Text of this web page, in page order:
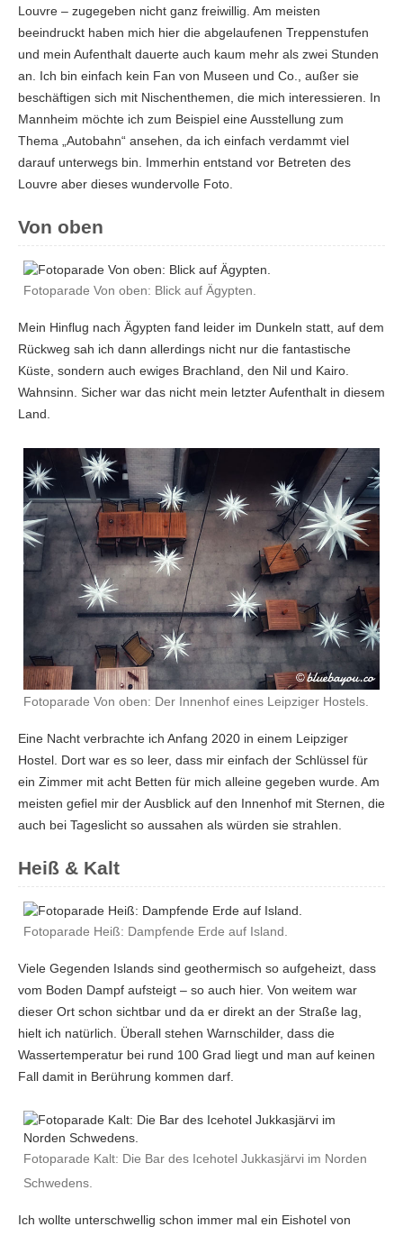
Louvre – zugegeben nicht ganz freiwillig. Am meisten
beeindruckt haben mich hier die abgelaufenen Treppenstufen
und mein Aufenthalt dauerte auch kaum mehr als zwei Stunden
an. Ich bin einfach kein Fan von Museen und Co., außer sie
beschäftigen sich mit Nischenthemen, die mich interessieren. In
Mannheim möchte ich zum Beispiel eine Ausstellung zum
Thema „Autobahn“ ansehen, da ich einfach verdammt viel
darauf unterwegs bin. Immerhin entstand vor Betreten des
Louvre aber dieses wundervolle Foto.
Von oben
Fotoparade Von oben: Blick auf Ägypten.
Mein Hinflug nach Ägypten fand leider im Dunkeln statt, auf dem
Rückweg sah ich dann allerdings nicht nur die fantastische
Küste, sondern auch ewiges Brachland, den Nil und Kairo.
Wahnsinn. Sicher war das nicht mein letzter Aufenthalt in diesem
Land.
Fotoparade Von oben: Der Innenhof eines Leipziger Hostels.
Eine Nacht verbrachte ich Anfang 2020 in einem Leipziger
Hostel. Dort war es so leer, dass mir einfach der Schlüssel für
ein Zimmer mit acht Betten für mich alleine gegeben wurde. Am
meisten gefiel mir der Ausblick auf den Innenhof mit Sternen, die
auch bei Tageslicht so aussahen als würden sie strahlen.
Heiß & Kalt
Fotoparade Heiß: Dampfende Erde auf Island.
Viele Gegenden Islands sind geothermisch so aufgeheizt, dass
vom Boden Dampf aufsteigt – so auch hier. Von weitem war
dieser Ort schon sichtbar und da er direkt an der Straße lag,
hielt ich natürlich. Überall stehen Warnschilder, dass die
Wassertemperatur bei rund 100 Grad liegt und man auf keinen
Fall damit in Berührung kommen darf.
Fotoparade Kalt: Die Bar des Icehotel Jukkasjärvi im Norden
Schwedens.
Ich wollte unterschwellig schon immer mal ein Eishotel von